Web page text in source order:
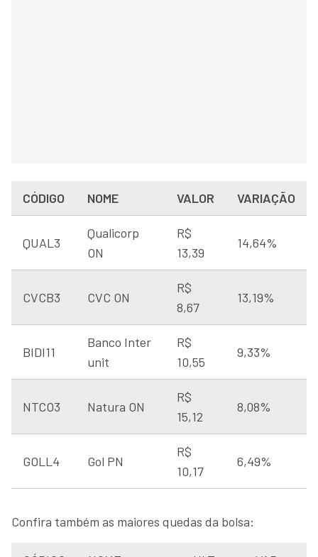
CÓDIGO NOME VALOR VARIAÇÃO
QUAL3
Qualicorp
ON
R$
13,39
14,64%
CVCB3 CVC ON
R$
8,67
13,19%
BIDI11
Banco Inter
unit
R$
10,55
9,33%
NTCO3 Natura ON
R$
15,12
8,08%
GOLL4 Gol PN
R$
10,17
6,49%
Confira também as maiores quedas da bolsa: